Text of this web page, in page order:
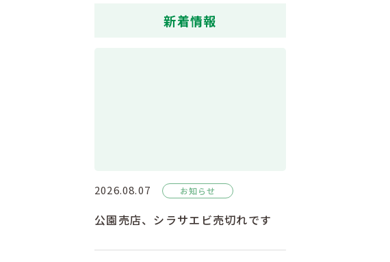
新着情報
2026.08.07 お知らせ
公園売店、シラサエビ売切れです